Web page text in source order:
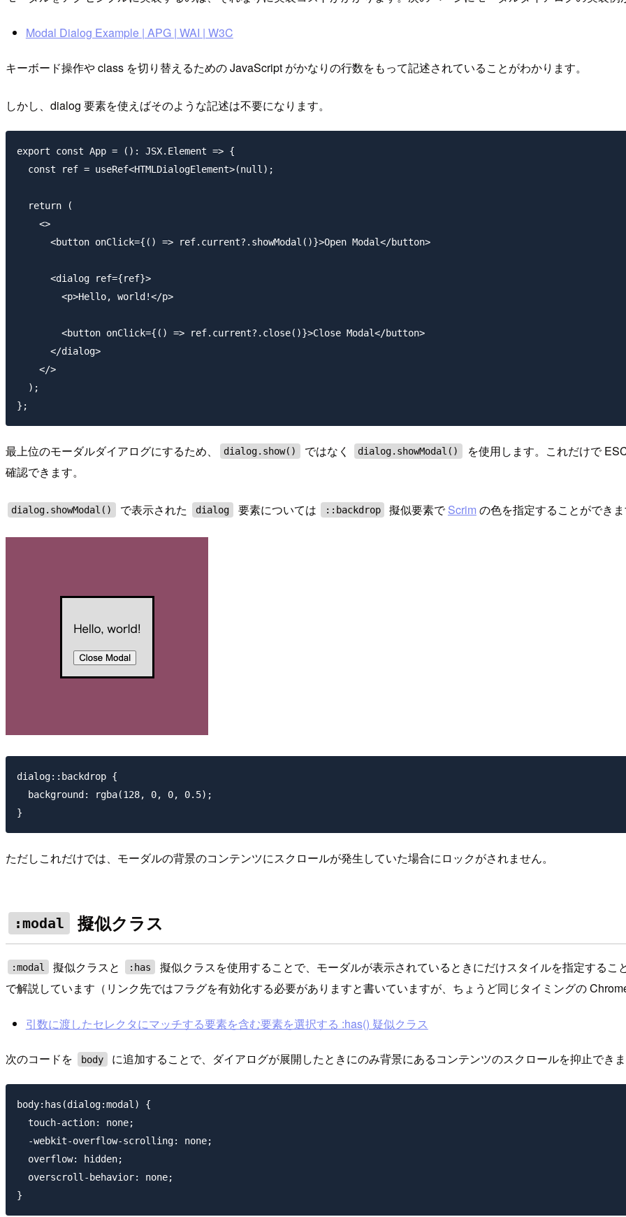
Modal Dialog Example | APG | WAI | W3C
キーボード操作や class を切り替えるための JavaScript がかなりの行数をもって記述されていることがわかります。
しかし、dialog 要素を使えばそのような記述は不要になります。
export const App = (): JSX.Element => {
  const ref = useRef<HTMLDialogElement>(null);
  return (
    <>
      <button onClick={() => ref.current?.showModal()}>Open Modal</button>
      <dialog ref={ref}>
        <p>Hello, world!</p>
        <button onClick={() => ref.current?.close()}>Close Modal</button>
      </dialog>
    </>
  );
最上位のモーダルダイアログにするため、 dialog.show() ではなく dialog.showModal()
を使用します。これだけで
確認できます。
dialog.showModal() で表示された dialog 要素については ::backdrop 擬似要素でScrim の色を指定することができま
dialog::backdrop {
  background: rgba(128, 0, 0, 0.5);
ただしこれだけでは、モーダルの背景のコンテンツにスクロールが発生していた場合にロックがされません。
:modal 擬似クラス
:modal 擬似クラスと :has 擬似クラスを使用することで、モーダルが表示されているときにだけスタイルを指定するこ
で解説しています（リンク先ではフラグを有効化する必要がありますと書いていますが、ちょうど同じタイミングの
引数に渡したセレクタにマッチする要素を含む要素を選択する :has() 疑似クラス
次のコードを body に追加することで、ダイアログが展開したときにのみ背景にあるコンテンツのスクロールを抑止できま
body:has(dialog:modal) {
  touch-action: none;
  -webkit-overflow-scrolling: none;
  overflow: hidden;
  overscroll-behavior: none;